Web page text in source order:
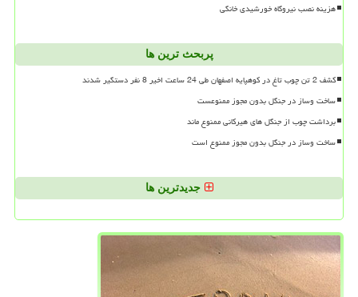
هزینه نصب نیروگاه خورشیدی خانگی
پربحث ترین ها
کشف 2 تن چوب تاغ در کوهپایه اصفهان طی 24 ساعت اخیر 8 نفر دستگیر شدند
ساخت وساز در جنگل بدون مجوز ممنوعست
برداشت چوب از جنگل های هیرکانی ممنوع ماند
ساخت وساز در جنگل بدون مجوز ممنوع است
جدیدترین ها